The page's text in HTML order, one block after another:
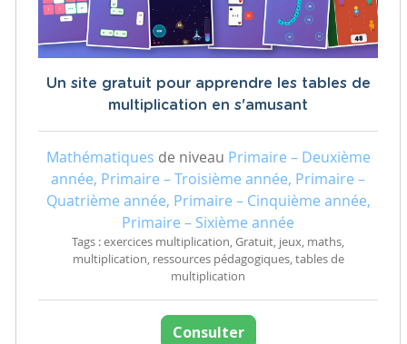
Un site gratuit pour apprendre les tables de
multiplication en s'amusant
Mathématiques de niveau Primaire – Deuxième
année, Primaire – Troisième année, Primaire –
Quatrième année, Primaire – Cinquième année,
Primaire – Sixième année
Tags : exercices multiplication, Gratuit, jeux, maths,
multiplication, ressources pédagogiques, tables de
multiplication
Consulter